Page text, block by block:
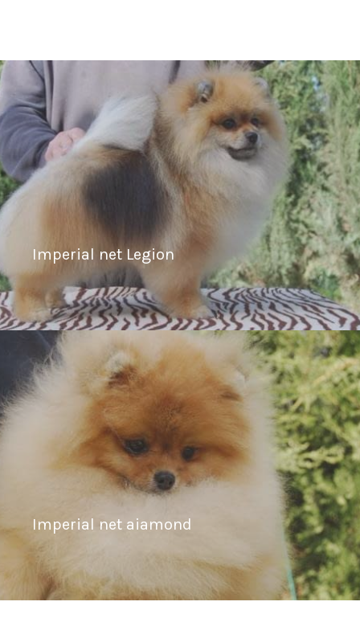
Imperial net Legion
Imperial net aiamond